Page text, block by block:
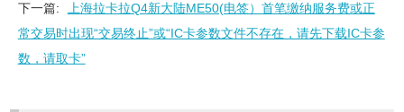
下一篇:
上海拉卡拉Q4新大陆ME50(电签）首笔缴纳服务费或正
常交易时出现“交易终止”或“IC卡参数文件不存在，请先下载IC卡参
数，请取卡”